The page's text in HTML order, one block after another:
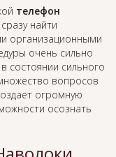
телефон
найти
организационными
очень сильно
состоянии сильного
вопросов
огромную
осознать